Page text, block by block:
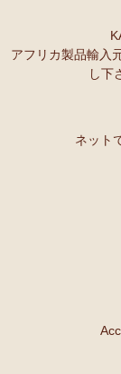
◇ハイクオリテ
10/20：ミニころ
ンゲ◇ハイクオ
長財布L
ハイクオリティ
天然石
アフリ
リカ雑貨コーナ
ティン
10/10：ティン
名ごとに2つの
Ｏさまより
実は、昨年4月に
年明けから使い
せていただきまし
友人にもプレゼ
スパイスが持つ
Ｓさまより
こんにちは。昨
でカリカリとし
夫も私もナッツ
Ｏさまより
生地が薄く涼し
アフリカ製品輸入
し下
ネット